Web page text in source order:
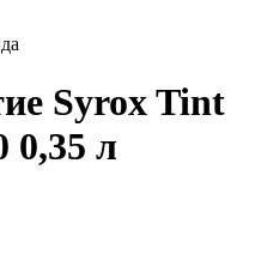
Syrox Tint
0,35 л